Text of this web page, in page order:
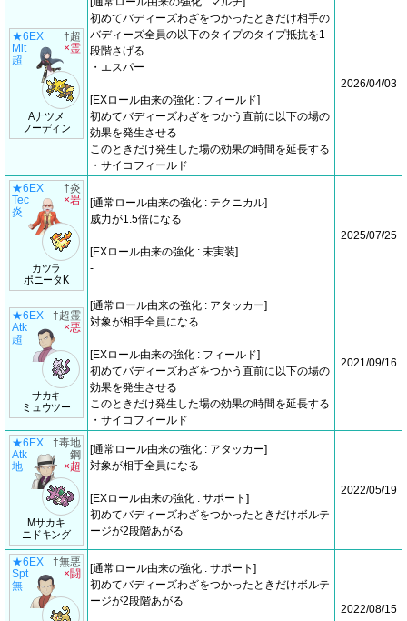
★6EX
Mlt
超
Aナツメ
フーディン
†超
×霊
初めてバディーズわざをつかったときだけ相手の
バディーズ全員の以下のタイプのタイプ抵抗を1
段階さげる
・エスパー
[EXロール由来の強化 : フィールド]
初めてバディーズわざをつかう直前に以下の場の
効果を発生させる
このときだけ発生した場の効果の時間を延長する
・サイコフィールド
2026/04/03
★6EX
Tec
炎
カツラ
ポニータK
†炎
×岩
[通常ロール由来の強化 : テクニカル]
威力が1.5倍になる
[EXロール由来の強化 : 未実装]
-
2025/07/25
★6EX
Atk
超
サカキ
ミュウツー
†超霊
×悪
[通常ロール由来の強化 : アタッカー]
対象が相手全員になる
[EXロール由来の強化 : フィールド]
初めてバディーズわざをつかう直前に以下の場の
効果を発生させる
このときだけ発生した場の効果の時間を延長する
・サイコフィールド
2021/09/16
★6EX
Atk
地
Mサカキ
ニドキング
†毒地
鋼
×超
[通常ロール由来の強化 : アタッカー]
対象が相手全員になる
[EXロール由来の強化 : サポート]
初めてバディーズわざをつかったときだけボルテ
ージが2段階あがる
2022/05/19
★6EX
Spt
無
†無悪
×闘
[通常ロール由来の強化 : サポート]
初めてバディーズわざをつかったときだけボルテ
ージが2段階あがる
2022/08/15